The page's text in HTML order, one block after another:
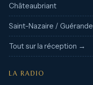
Châteaubriant
Saint-Nazaire / Guérande
Tout sur la réception →
LA RADIO